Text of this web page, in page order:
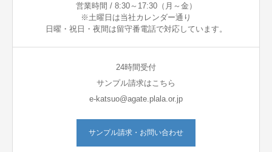
営業時間 / 8:30～17:30（月～金）
※土曜日は当社カレンダー通り
日曜・祝日・夜間は留守番電話で対応しています。
24時間受付
サンプル請求はこちら
e-katsuo@agate.plala.or.jp
サンプル請求・お問い合わせ